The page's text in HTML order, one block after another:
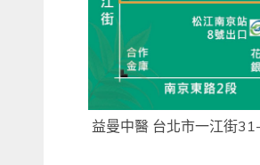
益曼中醫 台北市一江街